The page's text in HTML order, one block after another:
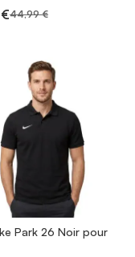
44,99 €
Park 26 Noir pour